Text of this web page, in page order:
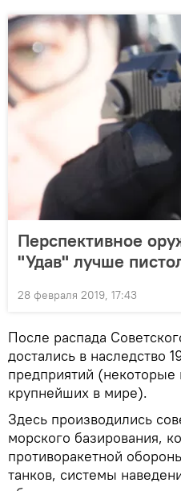
Перспективное
"Удав" лучше
28 февраля 2019, 17:43
После распада
достались в наследство
предприятий
крупнейших в мире).
Здесь производились
морского базирования,
противоракетной
танков, системы